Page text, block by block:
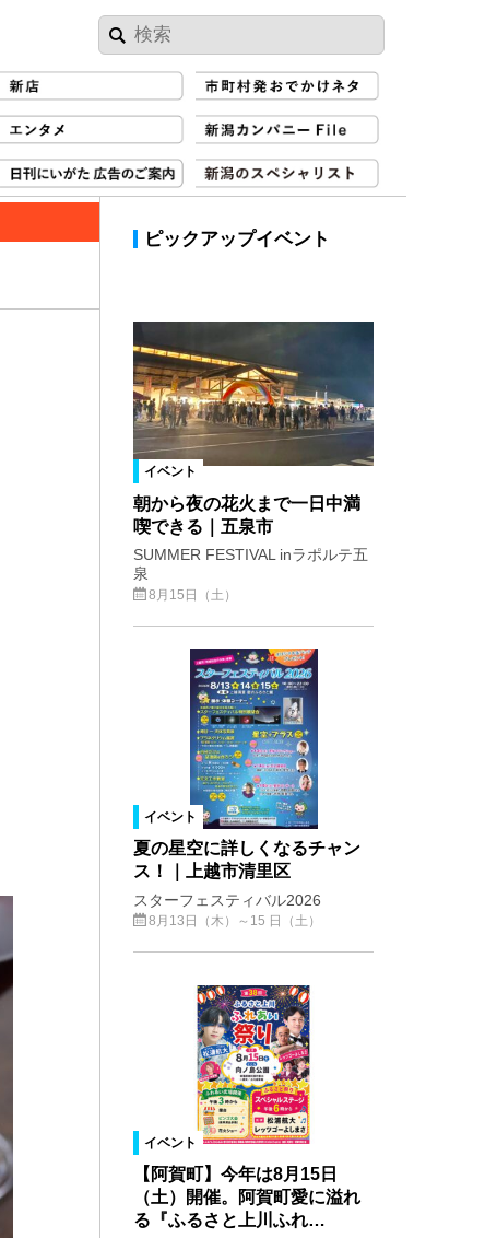
ピックアップイベント
イベント
朝から夜の花火まで一日中満
喫できる｜五泉市
SUMMER FESTIVAL inラポルテ五
泉
8月15日（土）
イベント
夏の星空に詳しくなるチャン
ス！｜上越市清里区
スターフェスティバル2026
8月13日（木）～15 日（土）
イベント
【阿賀町】今年は8月15日
（土）開催。阿賀町愛に溢れ
る『ふるさと上川ふれ…